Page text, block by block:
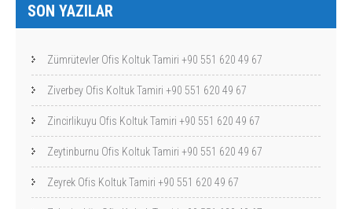
SON YAZILAR
Zümrütevler Ofis Koltuk Tamiri +90 551 620 49 67
Ziverbey Ofis Koltuk Tamiri +90 551 620 49 67
Zincirlikuyu Ofis Koltuk Tamiri +90 551 620 49 67
Zeytinburnu Ofis Koltuk Tamiri +90 551 620 49 67
Zeyrek Ofis Koltuk Tamiri +90 551 620 49 67